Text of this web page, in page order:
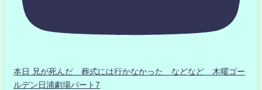
本日 兄が死んだ 葬式には行かなかった などなど 木曜ゴー
ルデン日浦劇場パート7